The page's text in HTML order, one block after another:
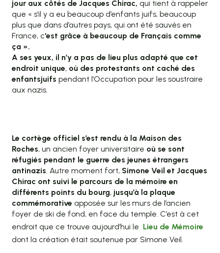
jour aux côtés de Jacques Chirac, qui tient à rappeler
que « s’il y a eu beaucoup d’enfants juifs, beaucoup
plus que dans d’autres pays, qui ont été sauvés en
France, c‘est grâce à beaucoup de Français comme
ça ».
A ses yeux, il n’y a pas de lieu plus adapté que cet
endroit unique, où des protestants ont caché des
enfantsjuifs pendant l’Occupation pour les soustraire
aux nazis.
Le cortège officiel s’est rendu à la Maison des
Roches, un ancien foyer universitaire où se sont
réfugiés pendant le guerre des jeunes étrangers
antinazis. Autre moment fort, Simone Veil et Jacques
Chirac ont suivi le parcours de la mémoire en
différents points du bourg, jusqu’à la plaque
commémorative apposée sur les murs de l’ancien
foyer de ski de fond, en face du temple. C’est à cet
endroit que ce trouve aujourd’hui le Lieu de Mémoire
dont la création était soutenue par Simone Veil.